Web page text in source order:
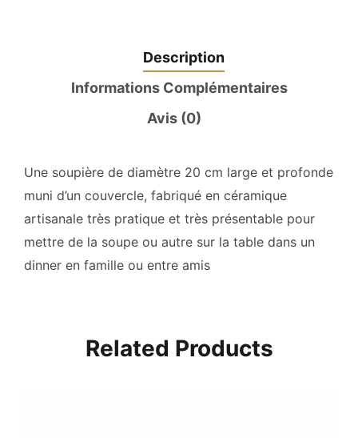
Description
Informations Complémentaires
Avis (0)
Une soupière de diamètre 20 cm large et profonde
muni d’un couvercle, fabriqué en céramique
artisanale très pratique et très présentable pour
mettre de la soupe ou autre sur la table dans un
dinner en famille ou entre amis
Related Products